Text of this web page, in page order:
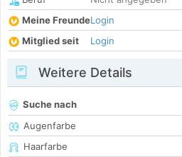
Meine FreundeLogin
Mitglied seit
Login
Weitere Details
Suche nach
Augenfarbe
Haarfarbe